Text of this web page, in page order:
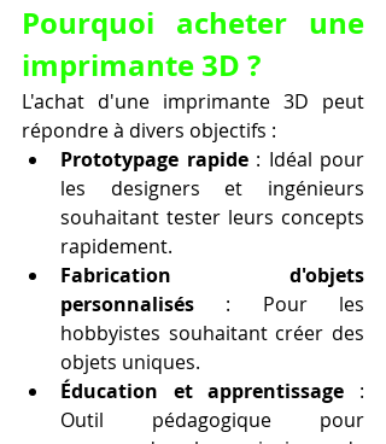
Pourquoi acheter une
imprimante 3D ?
L'achat d'une imprimante 3D peut
répondre à divers objectifs :
Prototypage rapide : Idéal pour
les designers et ingénieurs
souhaitant tester leurs concepts
rapidement.
Fabrication d'objets
personnalisés : Pour les
hobbyistes souhaitant créer des
objets uniques.
Éducation et apprentissage :
Outil pédagogique pour